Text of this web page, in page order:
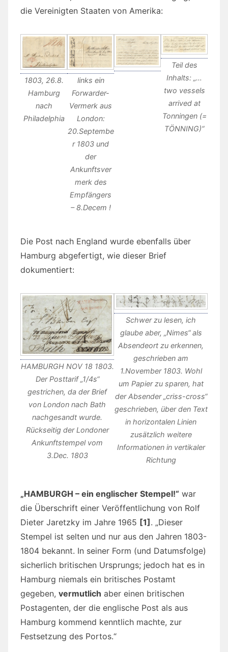
die Vereinigten Staaten von Amerika:
1803, 26.8.
Hamburg
nach
Philadelphia
links ein
Forwarder-
Vermerk aus
London:
20.Septembe
r 1803 und
der
Ankunftsver
merk des
Empfängers
– 8.Decem !
Teil des
Inhalts: „…
two vessels
arrived at
Tonningen (=
TÖNNING)“
Die Post nach England wurde ebenfalls über
Hamburg abgefertigt, wie dieser Brief
dokumentiert:
HAMBURGH NOV 18 1803.
Der Posttarif „1/4s“
gestrichen, da der Brief
von London nach Bath
nachgesandt wurde.
Rückseitig der Londoner
Ankunftstempel vom
3.Dec. 1803
Schwer zu lesen, ich
glaube aber, „Nimes“ als
Absendeort zu erkennen,
geschrieben am
1.November 1803. Wohl
um Papier zu sparen, hat
der Absender „criss-cross“
geschrieben, über den Text
in horizontalen Linien
zusätzlich weitere
Informationen in vertikaler
Richtung
„HAMBURGH – ein englischer Stempel!“ war
die Überschrift einer Veröffentlichung von Rolf
Dieter Jaretzky im Jahre 1965 [1] . „Dieser
Stempel ist selten und nur aus den Jahren 1803-
1804 bekannt. In seiner Form (und Datumsfolge)
sicherlich britischen Ursprungs; jedoch hat es in
Hamburg niemals ein britisches Postamt
gegeben, vermutlich aber einen britischen
Postagenten, der die englische Post als aus
Hamburg kommend kenntlich machte, zur
Festsetzung des Portos.“